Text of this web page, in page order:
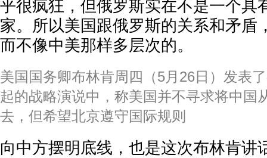
乎很疯狂，但俄罗斯实在不是一个具
家。所以美国跟俄罗斯的关系和矛盾
而不像中美那样多层次的。
美国国务卿布林肯周四（5月26日）发表
起的战略演说中，称美国并不寻求将中国
去，但希望北京遵守国际规则
向中方摆明底线，也是这次布林肯讲